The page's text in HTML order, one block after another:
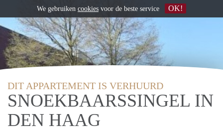
DIT APPARTEMENT IS VERHUURD
SNOEKBAARSSINGEL IN
DEN HAAG
We gebruiken cookies voor de beste service OK!